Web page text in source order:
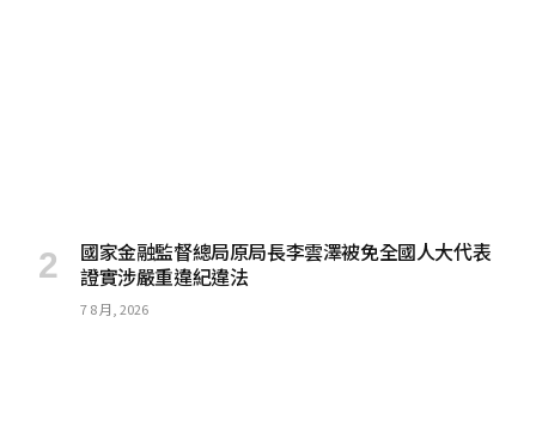
國家金融監督總局原局長李雲澤被免全國人大代表
證實涉嚴重違紀違法
7 8 月, 2026